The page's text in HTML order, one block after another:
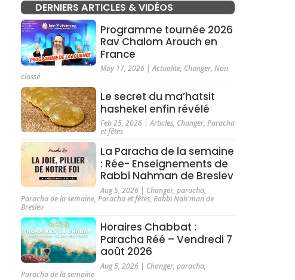
DERNIERS ARTICLES & VIDÉOS
Programme tournée 2026
Rav Chalom Arouch en
France
May 17, 2026|Actualite, Changer, Non
classé
Le secret du ma’hatsit
hashekel enfin révélé
Feb 25, 2026|Articles, Changer, Paracha
et fêtes
La Paracha de la semaine
: Rée- Enseignements de
Rabbi Nahman de Breslev
Aug 5, 2026| Changer, paracha,
Paracha de la semaine,Paracha et fêtes,Rabbi Nah'man de
Breslev
Horaires Chabbat :
Paracha Réé – Vendredi 7
août 2026
Aug 5, 2026| Changer, paracha,
Paracha de la semaine